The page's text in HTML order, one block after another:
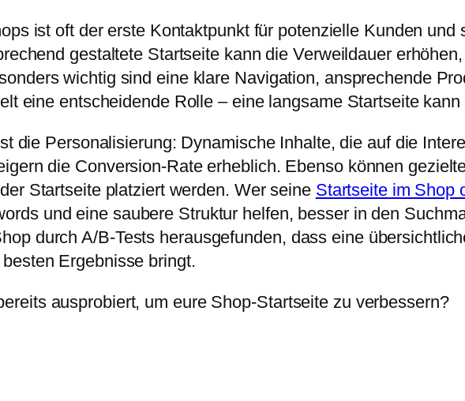
ist oft der erste Kontaktpunkt für potenzielle Kunden und
gestaltete Startseite kann die Verweildauer
wichtig sind eine klare Navigation, ansprechende
eine entscheidende Rolle – eine langsame Startseite
die Personalisierung: Dynamische Inhalte, die auf die
die Conversion-Rate erheblich. Ebenso können
Startseite platziert werden. Wer seine Startseite im Shop
und eine saubere Struktur helfen, besser in den
durch A/B-Tests herausgefunden, dass eine
Ergebnisse bringt.
ausprobiert, um eure Shop-Startseite zu verbessern?